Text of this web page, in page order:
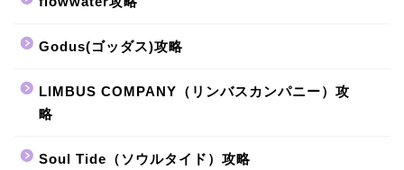
Godus(ゴッダス)攻略
LIMBUS COMPANY（リンバスカンパニー）攻
略
Soul Tide（ソウルタイド）攻略